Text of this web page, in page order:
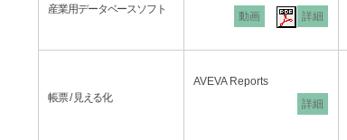
産業用データベースソフト
動画
詳細
帳票 / 見える化
AVEVA Reports
詳細